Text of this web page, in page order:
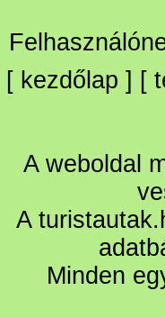
[ kezdőlap ] [
A weboldal
A
Minden